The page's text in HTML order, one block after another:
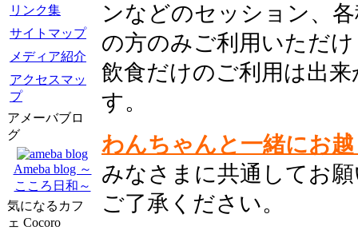
リンク集
サイトマップ
メディア紹介
アクセスマッ
プ
アメーバブロ
グ
Ameba blog ～
こころ日和～
気になるカフ
ェ Cocoro
ンなどのセッション、
の方のみご利用いただ
飲食だけのご利用は出
す。
わんちゃんと一緒にお
みなさまに共通してお
ご了承ください。